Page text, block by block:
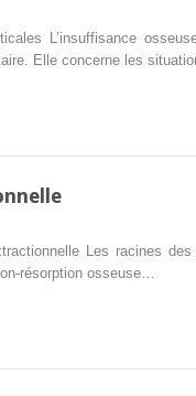
L’insuffisance
Elle concerne les
Les racines
résorption osseuse…